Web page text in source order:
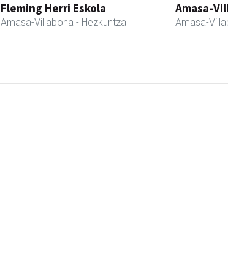
Fleming Herri Eskola
Amasa-Villabona - Hezkuntza
Amasa-
Amasa-